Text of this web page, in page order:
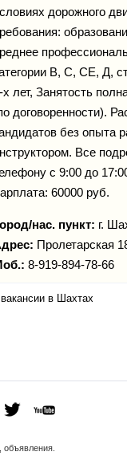
Фотогалерея
дорожного
В, С, СЕ, Д,
х лет, Занятость
договоренности).
без опыта
Все
c 9:00 до
60000 руб.
нас. пункт: г.
Пролетарская
8-919-894-78-66
в Шахтах
объявления.